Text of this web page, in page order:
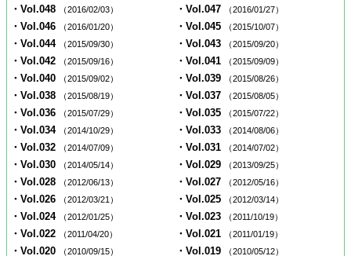
・Vol.048 （2016/02/03） ・Vol.047 （2016/01/27）
・Vol.046 （2016/01/20） ・Vol.045 （2015/10/07）
・Vol.044 （2015/09/30） ・Vol.043 （2015/09/20）
・Vol.042 （2015/09/16） ・Vol.041 （2015/09/09）
・Vol.040 （2015/09/02） ・Vol.039 （2015/08/26）
・Vol.038 （2015/08/19） ・Vol.037 （2015/08/05）
・Vol.036 （2015/07/29） ・Vol.035 （2015/07/22）
・Vol.034 （2014/10/29） ・Vol.033 （2014/08/06）
・Vol.032 （2014/07/09） ・Vol.031 （2014/07/02）
・Vol.030 （2014/05/14） ・Vol.029 （2013/09/25）
・Vol.028 （2012/06/13） ・Vol.027 （2012/05/16）
・Vol.026 （2012/03/21） ・Vol.025 （2012/03/14）
・Vol.024 （2012/01/25） ・Vol.023 （2011/10/19）
・Vol.022 （2011/04/20） ・Vol.021 （2011/01/19）
・Vol.020 （2010/09/15） ・Vol.019 （2010/05/12）